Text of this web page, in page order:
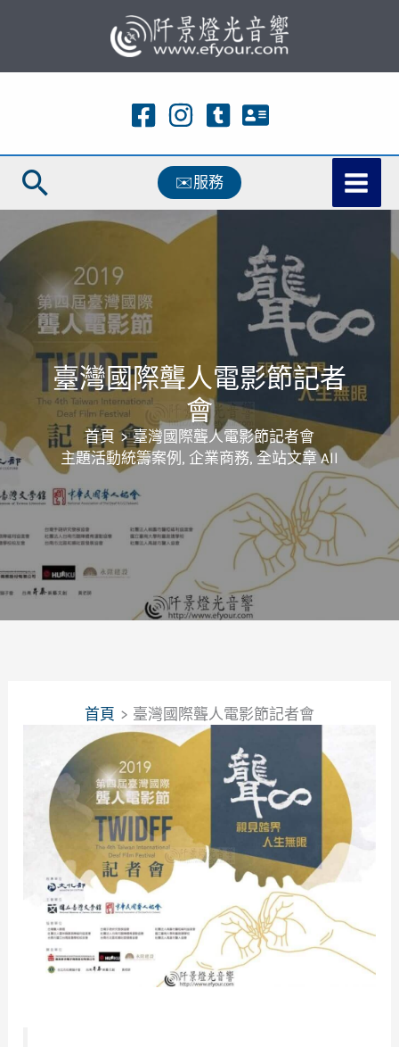
主
容
搜
尋
✉️服務
臺灣國際聾人電影節記者
會
首頁
臺灣國際聾人電影節記者會
主題活動統籌案例 , 企業商務,全站文章 All
首頁 臺灣國際聾人電影節記者會